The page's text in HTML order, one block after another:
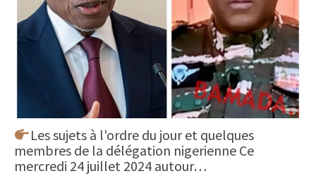
Les sujets à l'ordre du jour et quelques
membres de la délégation nigerienne Ce
mercredi 24 juillet 2024 autour…